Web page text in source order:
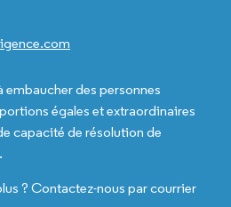
des personnes
égales et extraordinaires
capacité de résolution de
? Contactez-nous par courrier